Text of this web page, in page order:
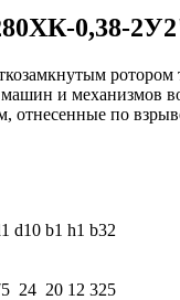
0,38-
и механизмов
отнесенные по
d10 b1 h1 b32
24 20 12 325